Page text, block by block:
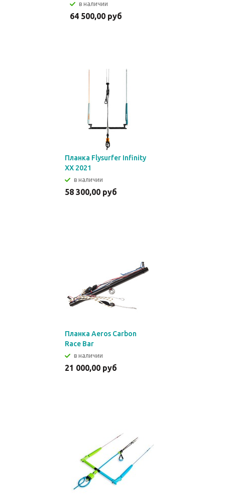
в наличии
64 500,00 руб
Планка Flysurfer Infinity
XX 2021
в наличии
58 300,00 руб
Планка Aeros Carbon
Race Bar
в наличии
21 000,00 руб